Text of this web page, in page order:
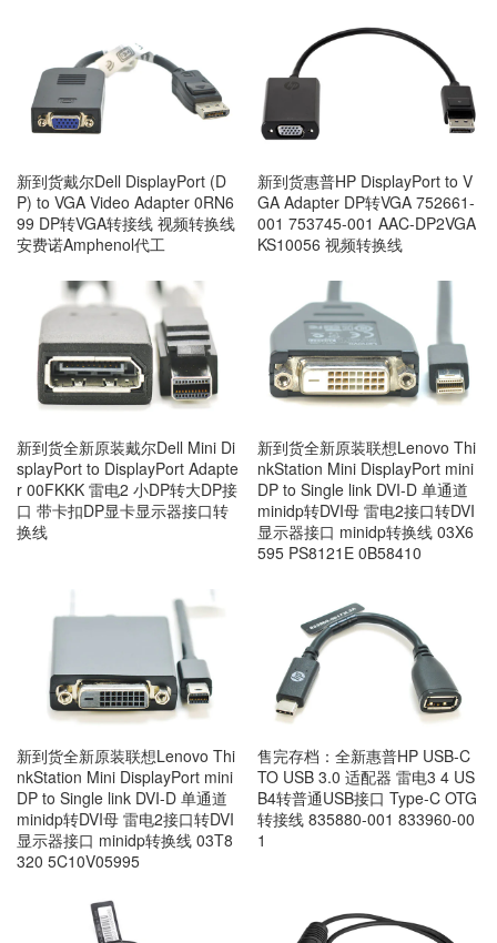
新到货戴尔Dell DisplayPort (D
P) to VGA Video Adapter 0RN6
99 DP转VGA转接线 视频转换线
安费诺Amphenol代工
新到货惠普HP DisplayPort to V
GA Adapter DP转VGA 752661-
001 753745-001 AAC-DP2VGA
KS10056 视频转换线
新到货全新原装戴尔Dell Mini Di
splayPort to DisplayPort Adapte
r 00FKKK 雷电2 小DP转大DP接
口 带卡扣DP显卡显示器接口转
换线
新到货全新原装联想Lenovo Thi
nkStation Mini DisplayPort mini
DP to Single link DVI-D 单通道
minidp转DVI母 雷电2接口转DVI
显示器接口 minidp转换线 03X6
595 PS8121E 0B58410
新到货全新原装联想Lenovo Thi
nkStation Mini DisplayPort mini
DP to Single link DVI-D 单通道
minidp转DVI母 雷电2接口转DVI
显示器接口 minidp转换线 03T8
320 5C10V05995
售完存档：全新惠普HP USB-C
TO USB 3.0 适配器 雷电3 4 US
B4转普通USB接口 Type-C OTG
转接线 835880-001 833960-00
1